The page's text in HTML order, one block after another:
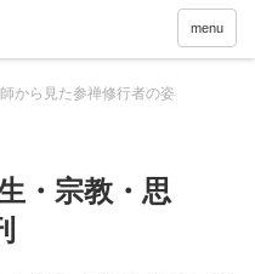
menu
から見た参禅修行者の姿
・宗教・思